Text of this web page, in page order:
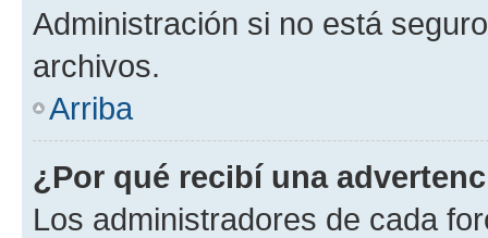
Administración si no está
archivos.
Arriba
¿Por qué recibí una
Los administradores de cada